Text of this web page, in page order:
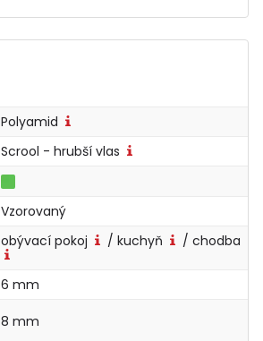
Polyamid
Scrool - hrubší vlas
Vzorovaný
obývací pokoj / kuchyň / chodba
6 mm
8 mm